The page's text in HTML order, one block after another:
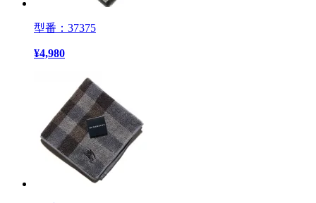
型番：37375
¥4,980